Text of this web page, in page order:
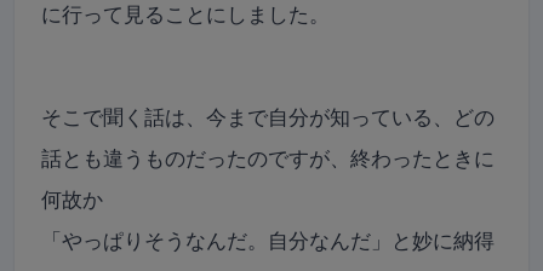
に行って見ることにしました。
そこで聞く話は、今まで自分が知っている、どの
話とも違うものだったのですが、終わったときに
何故か
「やっぱりそうなんだ。自分なんだ」と妙に納得